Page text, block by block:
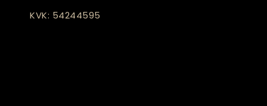
KVK: 54244595